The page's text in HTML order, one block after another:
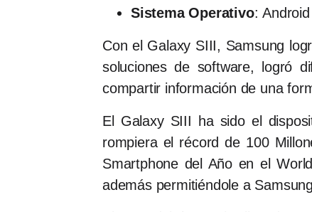
Sistema Operativo:
Con el Galaxy SIII, Samsung
soluciones de software, logró
compartir información de una
El Galaxy SIII ha sido el
rompiera el récord de 100
Smartphone del Año en el
además permitiéndole a